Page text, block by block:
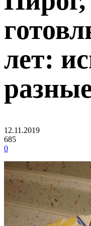
лет:
12.11.2019
685
0